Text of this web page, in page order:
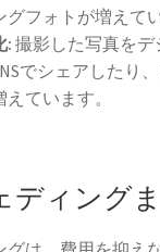
グフォトが増えてい
: 撮影した写真を
でシェアしたり
ています。
ディング